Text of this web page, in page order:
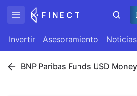
Invertir Asesoramiento Noticias
BNP Paribas Funds USD